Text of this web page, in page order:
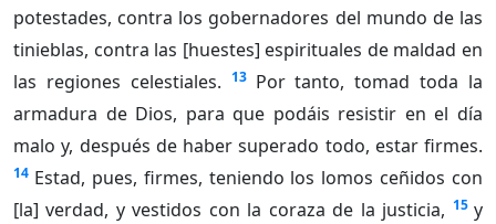
potestades, contra los gobernadores del mundo de las
tinieblas, contra las [huestes] espirituales de maldad en
las regiones celestiales. 13 Por tanto, tomad toda la
armadura de Dios, para que podáis resistir en el día
malo y, después de haber superado todo, estar firmes.
14 Estad, pues, firmes, teniendo los lomos ceñidos con
[la] verdad, y vestidos con la coraza de la justicia, 15 y